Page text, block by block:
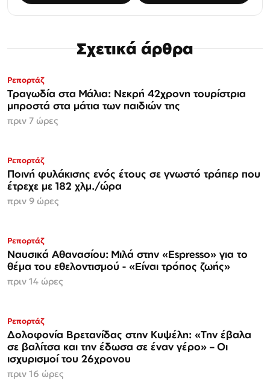
Σχετικά άρθρα
Ρεπορτάζ
Τραγωδία στα Μάλια: Νεκρή 42χρονη τουρίστρια
μπροστά στα μάτια των παιδιών της
πριν 7 ώρες
Ρεπορτάζ
Ποινή φυλάκισης ενός έτους σε γνωστό τράπερ που
έτρεχε με 182 χλμ./ώρα
πριν 9 ώρες
Ρεπορτάζ
Ναυσικά Αθανασίου: Μιλά στην «Espresso» για το
θέμα του εθελοντισμού - «Είναι τρόπος ζωής»
πριν 14 ώρες
Ρεπορτάζ
Δολοφονία Βρετανίδας στην Κυψέλη: «Την έβαλα
σε βαλίτσα και την έδωσα σε έναν γέρο» – Οι
ισχυρισμοί του 26χρονου
πριν 16 ώρες